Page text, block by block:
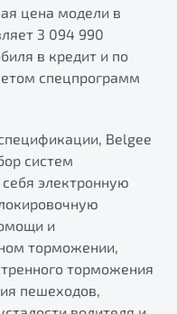
цена модели в
3 094 990
в кредит и по
спецпрограмм
Belgee
систем
электронную
и
торможении,
торможения
пешеходов,